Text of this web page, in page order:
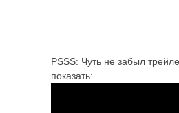
PSSS: Чуть не забыл
показать: